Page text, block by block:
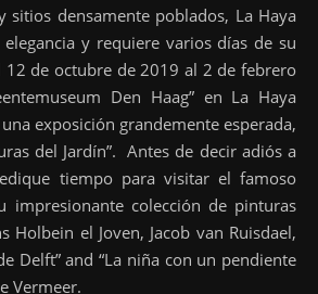
sitios densamente poblados, La Haya
elegancia y requiere varios días de su
de octubre de 2019 al 2 de febrero
Den Haag” en La Haya
exposición grandemente esperada,
del Jardín”. Antes de decir adiós a
tiempo para visitar el famoso
impresionante colección de pinturas
Holbein el Joven, Jacob van Ruisdael,
Delft” and “La niña con un pendiente
Vermeer.